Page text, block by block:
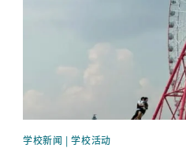
学校新闻 | 学校活动